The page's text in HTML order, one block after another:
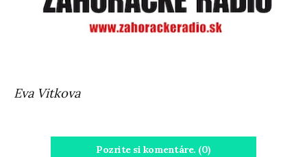
Eva Vitkova
Pozrite si komentáre. (0)